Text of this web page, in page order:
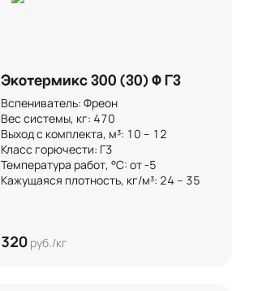
Экотермикс 300 (30) Ф Г3
Вспениватель: Фреон
Вес системы, кг: 470
Выход с комплекта, м³: 10 – 12
Класс горючести: Г3
Температура работ, °C: от -5
Кажущаяся плотность, кг/м³: 24 – 35
320 руб./кг